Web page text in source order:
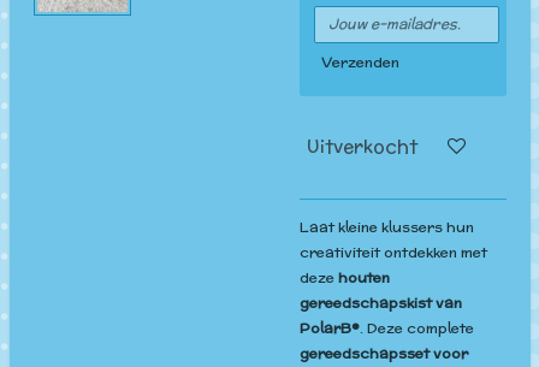
Verzenden
Uitverkocht
Laat kleine klussers hun
creativiteit ontdekken met
dezehouten
gereedschapskist van
PolarB®. Deze complete
gereedschapsset voor